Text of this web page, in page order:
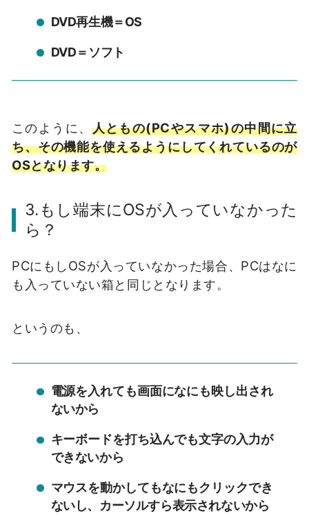
DVD再生機＝OS
DVD＝ソフト
このように、 人ともの(PCやスマホ)の中間に立
ち、その機能を使えるようにしてくれているのが
OSとなります。
3.もし端末にOSが入っていなかった
ら？
PCにもしOSが入っていなかった場合、PCはなに
も入っていない箱と同じとなります。
というのも、
電源を入れても画面になにも映し出され
ないから
キーボードを打ち込んでも文字の入力が
できないから
マウスを動かしてもなにもクリックでき
ないし、カーソルすら表示されないから